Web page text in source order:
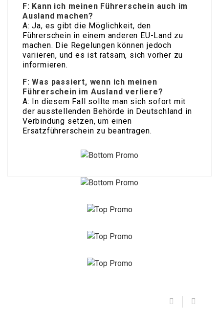
F: Kann ich meinen Führerschein auch im
Ausland machen?
A: Ja, es gibt die Möglichkeit, den
Führerschein in einem anderen EU-Land zu
machen. Die Regelungen können jedoch
variieren, und es ist ratsam, sich vorher zu
informieren.
F: Was passiert, wenn ich meinen
Führerschein im Ausland verliere?
A: In diesem Fall sollte man sich sofort mit
der ausstellenden Behörde in Deutschland in
Verbindung setzen, um einen
Ersatzführerschein zu beantragen.